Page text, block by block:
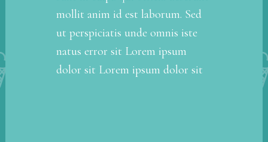
mollit anim id est laborum. Sed
ut perspiciatis unde omnis iste
natus error sit Lorem ipsum
dolor sit Lorem ipsum dolor sit